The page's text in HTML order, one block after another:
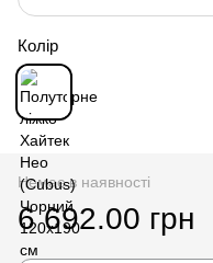
Колір
Немає в наявності
6 692.00 грн